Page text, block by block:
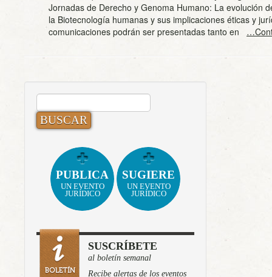
Jornadas de Derecho y Genoma Humano: La evolución
la Biotecnología humanas y sus implicaciones éticas y
comunicaciones podrán ser presentadas tanto en
BUSCAR:
PUBLICA
UN EVENTO
JURÍDICO
SUGIERE
UN EVENTO
JURÍDICO
SUSCRÍBETE
al boletín semanal
Recibe alertas de los eventos